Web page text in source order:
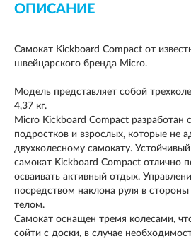
ОПИСАНИЕ
Cамокат Kickboard Compact от
швейцарского бренда Micro.
Модель представляет собой
4,37 кг.
Micro Kickboard Compact разработан
подростков и взрослых, которые не
двухколесному самокату.
самокат Kickboard Compact отлично
осваивать активный отдых.
посредством наклона руля в
телом.
Самокат оснащен тремя колесами,
сойти с доски, в случае